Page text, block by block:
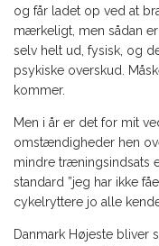
og får ladet op ved at
mærkeligt, men sådan
selv helt ud, fysisk, og
psykiske overskud.
kommer.
Men i år er det for mit
omstændigheder hen
mindre træningsindsats
standard ”jeg har ikke
cykelryttere jo alle
Danmark Højeste bliver